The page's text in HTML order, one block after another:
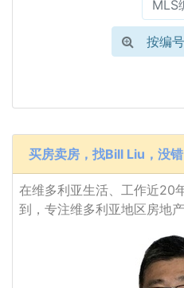
按编
买房卖房，找Bill Liu，没错
在维多利亚生活、工作近20
到，专注维多利亚地区房地产